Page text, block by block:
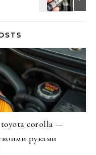
toyota corolla —
руками